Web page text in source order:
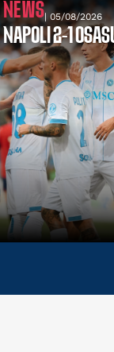
NEWS| 05/08/2026
NAPOLI 2-1